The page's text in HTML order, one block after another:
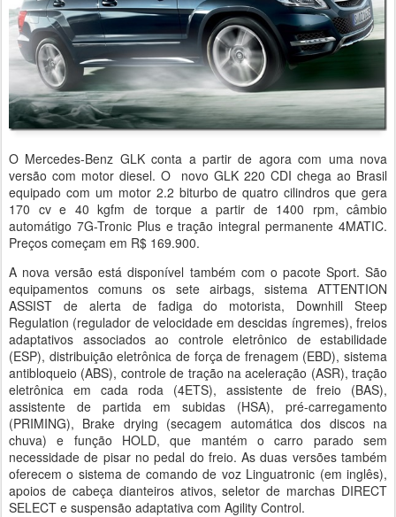
O Mercedes-Benz GLK conta a partir de agora com uma nova
versão com motor diesel. O novo GLK 220 CDI chega ao Brasil
equipado com um motor 2.2 biturbo de quatro cilindros que gera
170 cv e 40 kgfm de torque a partir de 1400 rpm, câmbio
automátigo 7G-Tronic Plus e tração integral permanente 4MATIC.
Preços começam em R$ 169.900.
A nova versão está disponível também com o pacote Sport. São
equipamentos comuns os sete airbags, sistema ATTENTION
ASSIST de alerta de fadiga do motorista, Downhill Steep
Regulation (regulador de velocidade em descidas íngremes), freios
adaptativos associados ao controle eletrônico de estabilidade
(ESP), distribuição eletrônica de força de frenagem (EBD), sistema
antibloqueio (ABS), controle de tração na aceleração (ASR), tração
eletrônica em cada roda (4ETS), assistente de freio (BAS),
assistente de partida em subidas (HSA), pré-carregamento
(PRIMING), Brake drying (secagem automática dos discos na
chuva) e função HOLD, que mantém o carro parado sem
necessidade de pisar no pedal do freio. As duas versões também
oferecem o sistema de comando de voz Linguatronic (em inglês),
apoios de cabeça dianteiros ativos, seletor de marchas DIRECT
SELECT e suspensão adaptativa com Agility Control.